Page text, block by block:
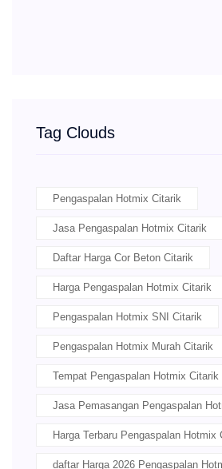
Tag Clouds
Pengaspalan Hotmix Citarik
Jasa Pengaspalan Hotmix Citarik
Daftar Harga Cor Beton Citarik
Harga Pengaspalan Hotmix Citarik
Pengaspalan Hotmix SNI Citarik
Pengaspalan Hotmix Murah Citarik
Tempat Pengaspalan Hotmix Citarik
Jasa Pemasangan Pengaspalan
Harga Terbaru Pengaspalan Hotmix
daftar Harga 2026 Pengaspalan